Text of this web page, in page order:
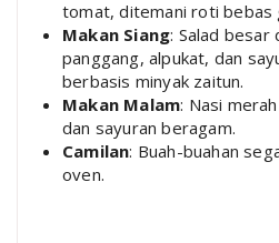
tomat, ditemani roti bebas
Makan Siang: Salad besar
panggang, alpukat, dan
berbasis minyak zaitun.
Makan Malam: Nasi
dan sayuran beragam.
Camilan: Buah-buahan
oven.